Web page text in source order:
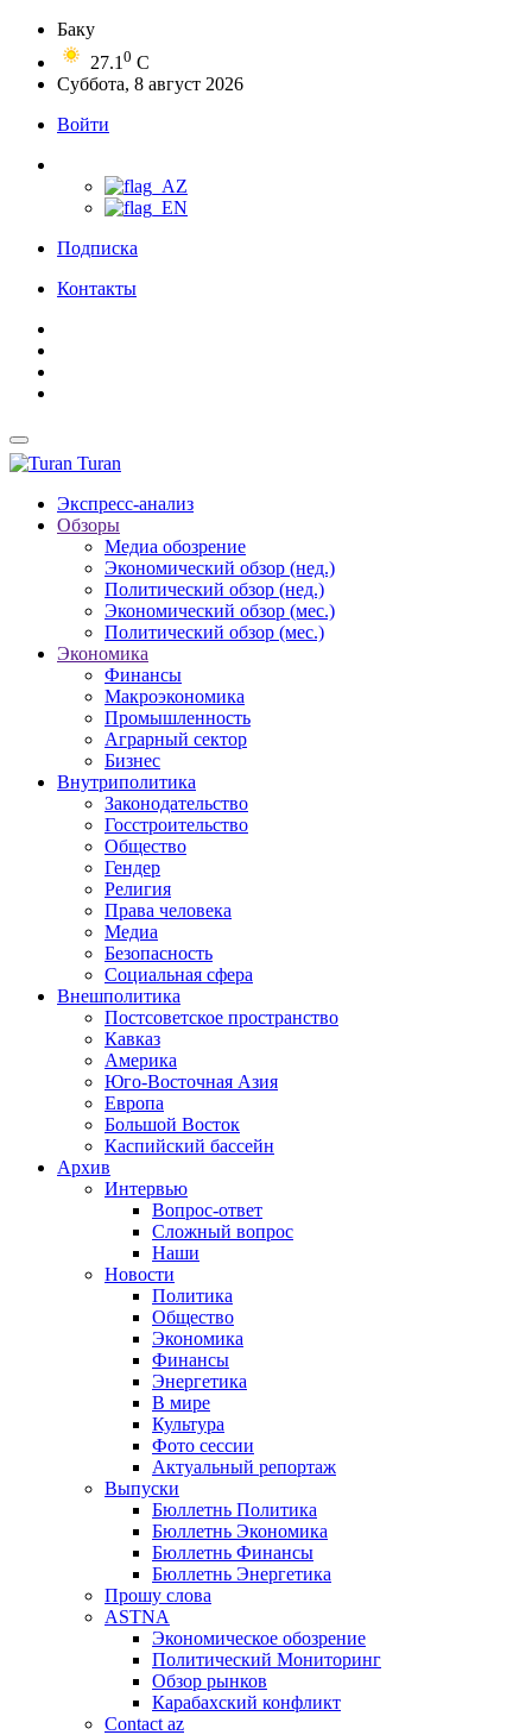
Баку
27.1 0 C
Суббота, 8 август 2026
Войти
Подписка
Контакты
Turan
Экспресс-анализ
Обзоры
Медиа обозрение
Экономический обзор (нед.)
Политический обзор (нед.)
Экономический обзор (мес.)
Политический обзор (мес.)
Экономика
Финансы
Макроэкономика
Промышленность
Аграрный сектор
Бизнес
Внутриполитика
Законодательство
Госстроительство
Общество
Гендер
Религия
Права человека
Медиа
Безопасность
Социальная сфера
Внешполитика
Постсоветское пространство
Кавказ
Америка
Юго-Восточная Азия
Европа
Большой Восток
Каспийский бассейн
Архив
Интервью
Вопрос-ответ
Сложный вопрос
Наши
Новости
Политика
Общество
Экономика
Финансы
Энергетика
В мире
Культура
Фото сессии
Актуальный репортаж
Выпуски
Бюллетнь Политика
Бюллетнь Экономика
Бюллетнь Финансы
Бюллетнь Энергетика
Прошу слова
ASTNA
Экономическое обозрение
Политический Мониторинг
Обзор рынков
Карабахский конфликт
Contact az